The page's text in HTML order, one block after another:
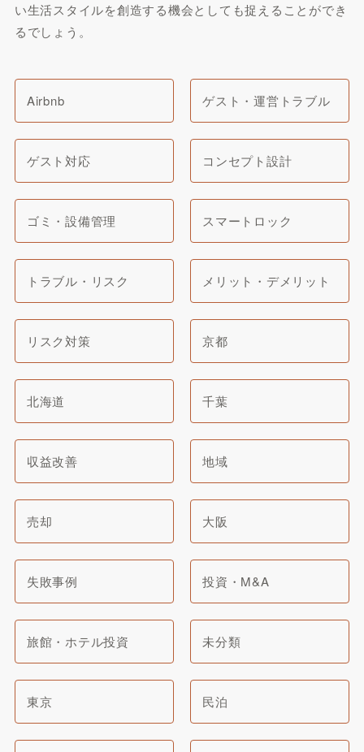
い生活スタイルを創造する機会としても捉えることができ
るでしょう。
Airbnb ゲスト・運営トラブル
ゲスト対応 コンセプト設計
ゴミ・設備管理 スマートロック
トラブル・リスク メリット・デメリット
リスク対策 京都
北海道 千葉
収益改善 地域
売却 大阪
失敗事例 投資・M&A
旅館・ホテル投資 未分類
東京 民泊